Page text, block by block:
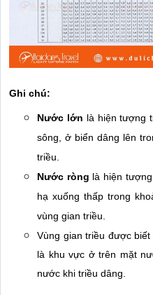
Ghi chú:
Nước lớn là hiện tượng
sông, ở biển dâng lên
triều.
Nước ròng là hiện
hạ xuống thấp trong
vùng gian triều.
Vùng gian triều được
là khu vực ở trên mặt
nước khi triều dâng.